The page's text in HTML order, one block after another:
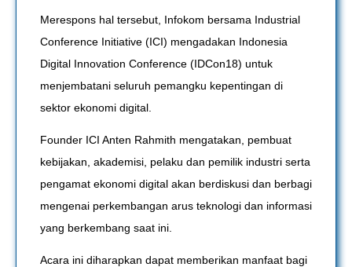
Merespons hal tersebut, Infokom bersama Industrial
Conference Initiative (ICI) mengadakan Indonesia
Digital Innovation Conference (IDCon18) untuk
menjembatani seluruh pemangku kepentingan di
sektor ekonomi digital.
Founder ICI Anten Rahmith mengatakan, pembuat
kebijakan, akademisi, pelaku dan pemilik industri serta
pengamat ekonomi digital akan berdiskusi dan berbagi
mengenai perkembangan arus teknologi dan informasi
yang berkembang saat ini.
Acara ini diharapkan dapat memberikan manfaat bagi